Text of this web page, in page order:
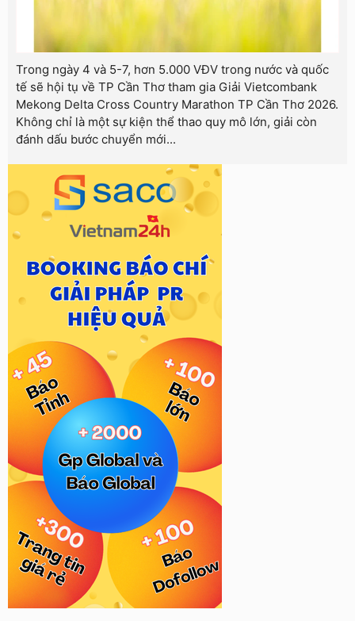
Trong ngày 4 và 5-7, hơn 5.000 VĐV trong nước và quốc
tế sẽ hội tụ về TP Cần Thơ tham gia Giải Vietcombank
Mekong Delta Cross Country Marathon TP Cần Thơ 2026.
Không chỉ là một sự kiện thể thao quy mô lớn, giải còn
đánh dấu bước chuyển mới...